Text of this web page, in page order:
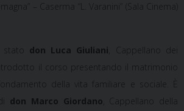
– Caserma “L. Varanini” (Sala Cinema)
stato don Luca Giuliani , Cappellano dei
il corso presentando il matrimonio
della vita familiare e sociale. È
don Marco Giordano , Cappellano della